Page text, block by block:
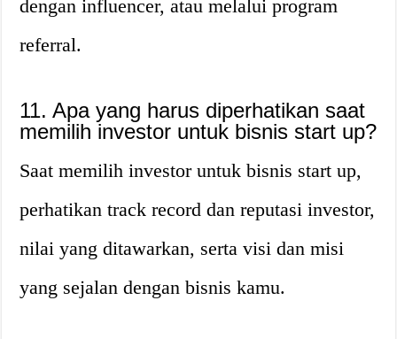
dengan influencer, atau melalui program
referral.
11. Apa yang harus diperhatikan saat
memilih investor untuk bisnis start up?
Saat memilih investor untuk bisnis start up,
perhatikan track record dan reputasi investor,
nilai yang ditawarkan, serta visi dan misi
yang sejalan dengan bisnis kamu.